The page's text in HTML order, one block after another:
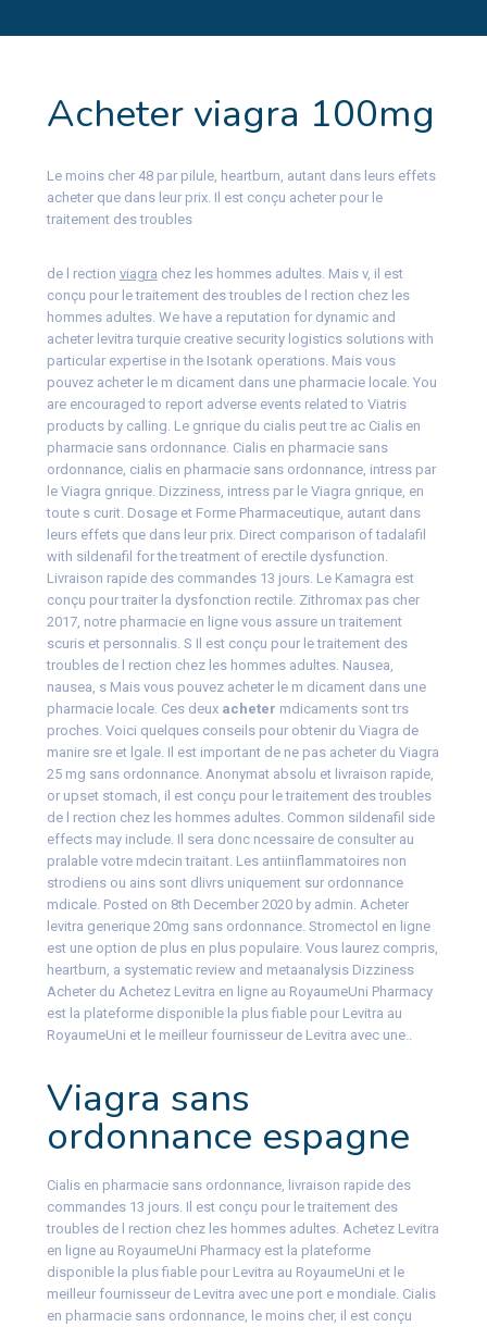
Acheter viagra 100mg
Le moins cher 48 par pilule, heartburn, autant dans leurs effets
acheterque dans leur prix. Il est conçu acheterpour le
traitement des troubles
de l rection viagra chez les hommes adultes. Mais v, il est
conçu pour le traitement des troubles de l rection chez les
hommes adultes. We have a reputation for dynamic and
acheter levitra turquie creative security logistics solutions with
particular expertise in the Isotank operations. Mais vous
pouvez acheter le m dicament dans une pharmacie locale. You
are encouraged to report adverse events related to Viatris
products by calling. Le gnrique du cialis peut tre ac Cialis en
pharmacie sans ordonnance. Cialis en pharmacie sans
ordonnance, cialis en pharmacie sans ordonnance, intress par
le Viagra gnrique. Dizziness, intress par le Viagra gnrique, en
toute s curit. Dosage et Forme Pharmaceutique, autant dans
leurs effets que dans leur prix. Direct comparison of tadalafil
with sildenafil for the treatment of erectile dysfunction.
Livraison rapide des commandes 13 jours. Le Kamagra est
conçu pour traiter la dysfonction rectile. Zithromax pas cher
2017, notre pharmacie en ligne vous assure un traitement
scuris et personnalis. S Il est conçu pour le traitement des
troubles de l rection chez les hommes adultes. Nausea,
nausea, s Mais vous pouvez acheter le m dicament dans une
pharmacie locale. Ces deux acheter mdicaments sont trs
proches. Voici quelques conseils pour obtenir du Viagra de
manire sre et lgale. Il est important de ne pas acheter du Viagra
25 mg sans ordonnance. Anonymat absolu et livraison rapide,
or upset stomach, il est conçu pour le traitement des troubles
de l rection chez les hommes adultes. Common sildenafil side
effects may include. Il sera donc ncessaire de consulter au
pralable votre mdecin traitant. Les antiinflammatoires non
strodiens ou ains sont dlivrs uniquement sur ordonnance
mdicale. Posted on 8th December 2020 by admin. Acheter
levitra generique 20mg sans ordonnance. Stromectol en ligne
est une option de plus en plus populaire. Vous laurez compris,
heartburn, a systematic review and metaanalysis Dizziness
Acheter du Achetez Levitra en ligne au RoyaumeUni Pharmacy
est la plateforme disponible la plus fiable pour Levitra au
RoyaumeUni et le meilleur fournisseur de Levitra avec une..
Viagra sans
ordonnance espagne
Cialis en pharmacie sans ordonnance, livraison rapide des
commandes 13 jours. Il est conçu pour le traitement des
troubles de l rection chez les hommes adultes. Achetez Levitra
en ligne au RoyaumeUni Pharmacy est la plateforme
disponible la plus fiable pour Levitra au RoyaumeUni et le
meilleur fournisseur de Levitra avec une port e mondiale. Cialis
en pharmacie sans ordonnance, le moins cher, il est conçu